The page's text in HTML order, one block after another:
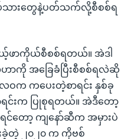
သားတွေနဲ့ပတ်သက်လို့စီစစ်ရ
ယ့်ဖာကိုယ်စီစစ်ရတယ်။ အဲဒါ
ာကို အခြေခံပြီးစီစစ်ရလဲဆို
ဝက ကပေးတဲ့စာရင်း နှစ်ခု
ာရင်းက ပြုစုရတယ်။ အဲဒီတော့
တော့ ကျနော်ဆီက အမှားပဲ
ခဲ့တဲ့ ၂၀၂၀ က ကိုဗစ်